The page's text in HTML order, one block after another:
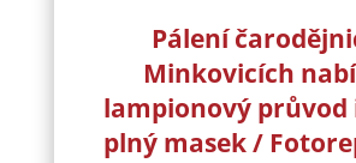
Pálení
Minkovicích
lampionový průvod
plný masek /